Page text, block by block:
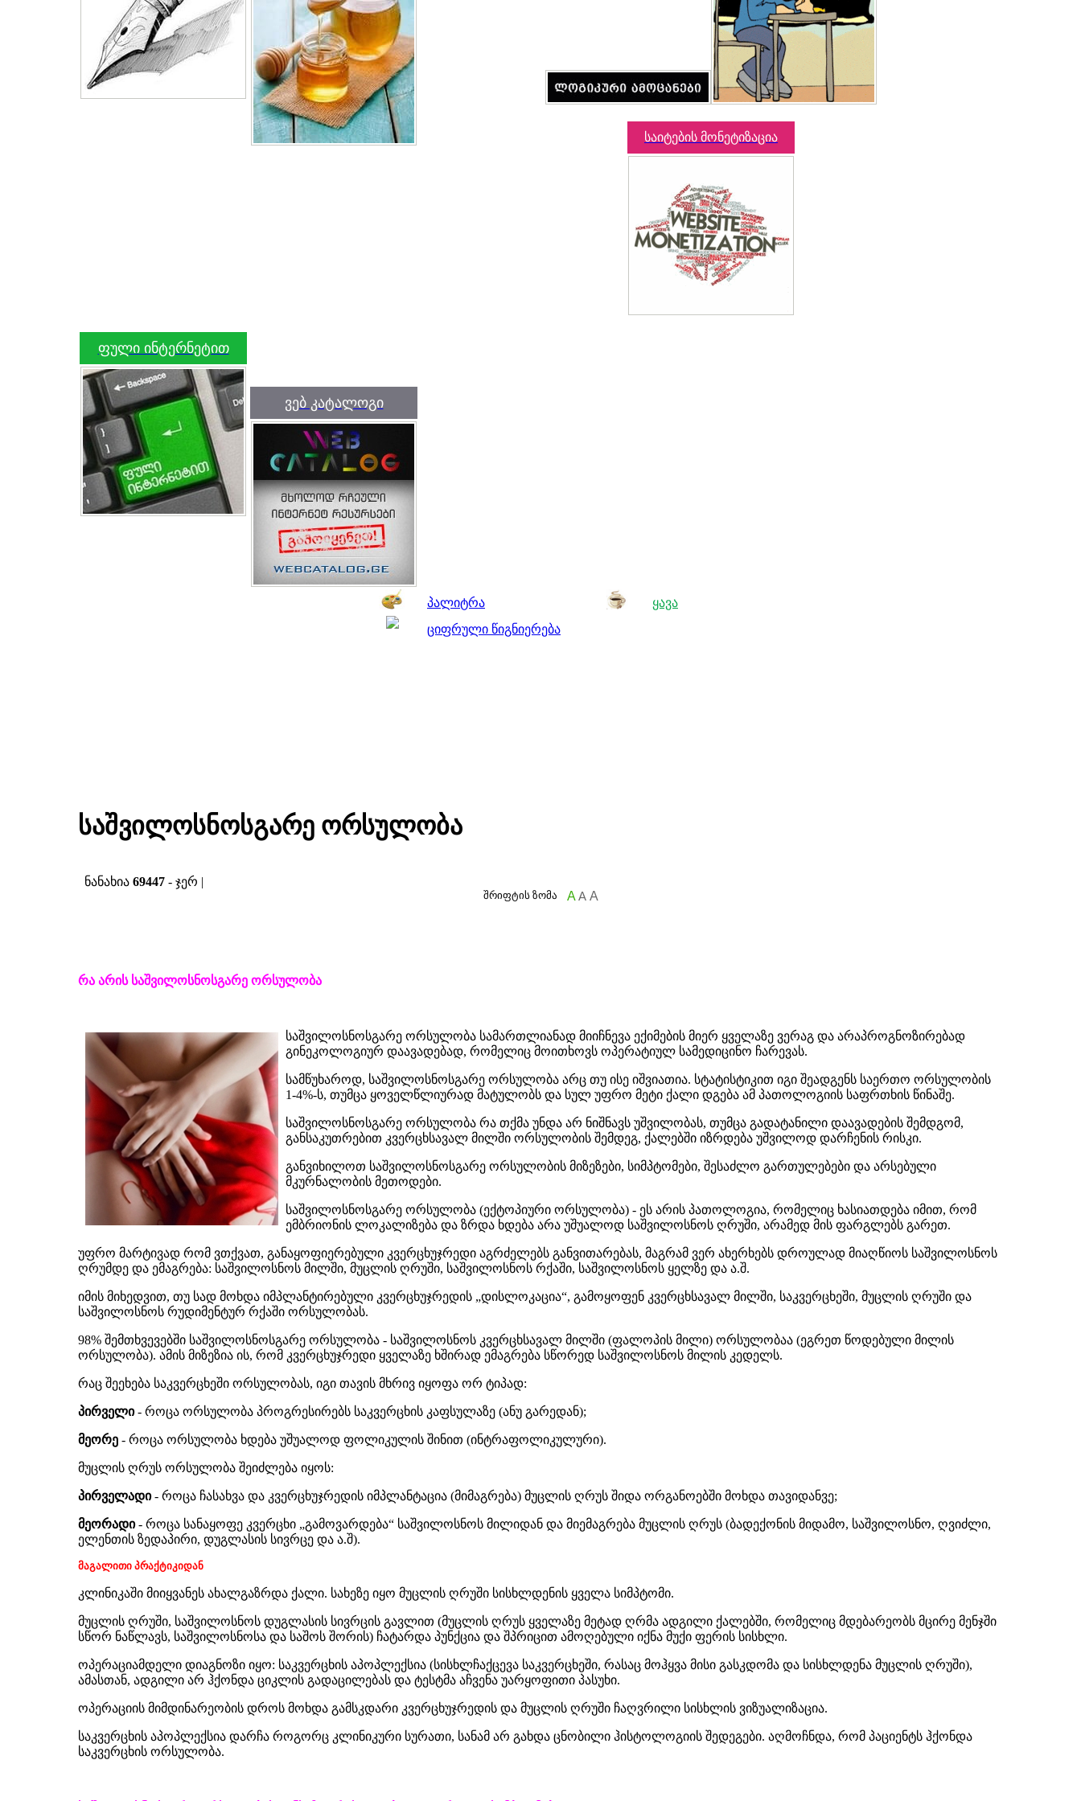
საიტების მონეტიზაცია
ფული ინტერნეტით
ვებ კატალოგი
პალიტრა
ყავა
ციფრული წიგნიერება
საშვილოსნოსგარე ორსულობა
ნანახია 69447 - ჯერ |
შრიფტის ზომა A A A
რა არის საშვილოსნოსგარე ორსულობა
საშვილოსნოსგარე ორსულობა სამართლიანად მიიჩნევა ექიმების მიერ ყველაზე ვერაგ და არაპროგნოზირებად
გინეკოლოგიურ დაავადებად, რომელიც მოითხოვს ოპერატიულ სამედიცინო ჩარევას.
სამწუხაროდ, საშვილოსნოსგარე ორსულობა არც თუ ისე იშვიათია. სტატისტიკით იგი შეადგენს საერთო ორსულობის
1-4%-ს, თუმცა ყოველწლიურად მატულობს და სულ უფრო მეტი ქალი დგება ამ პათოლოგიის საფრთხის წინაშე.
საშვილოსნოსგარე ორსულობა რა თქმა უნდა არ ნიშნავს უშვილობას, თუმცა გადატანილი დაავადების შემდგომ,
განსაკუთრებით კვერცხსავალ მილში ორსულობის შემდეგ, ქალებში იზრდება უშვილოდ დარჩენის რისკი.
განვიხილოთ საშვილოსნოსგარე ორსულობის მიზეზები, სიმპტომები, შესაძლო გართულებები და არსებული
მკურნალობის მეთოდები.
საშვილოსნოსგარე ორსულობა (ექტოპიური ორსულობა) - ეს არის პათოლოგია, რომელიც ხასიათდება იმით, რომ
ემბრიონის ლოკალიზება და ზრდა ხდება არა უშუალოდ საშვილოსნოს ღრუში, არამედ მის ფარგლებს გარეთ.
უფრო მარტივად რომ ვთქვათ, განაყოფიერებული კვერცხუჯრედი აგრძელებს განვითარებას, მაგრამ ვერ ახერხებს დროულად მიაღწიოს საშვილოსნოს
ღრუმდე და ემაგრება: საშვილოსნოს მილში, მუცლის ღრუში, საშვილოსნოს რქაში, საშვილოსნოს ყელზე და ა.შ.
იმის მიხედვით, თუ სად მოხდა იმპლანტირებული კვერცხუჯრედის „დისლოკაცია“, გამოყოფენ კვერცხსავალ მილში, საკვერცხეში, მუცლის ღრუში და
საშვილოსნოს რუდიმენტურ რქაში ორსულობას.
98% შემთხვევებში საშვილოსნოსგარე ორსულობა - საშვილოსნოს კვერცხსავალ მილში (ფალოპის მილი) ორსულობაა (ეგრეთ წოდებული მილის
ორსულობა). ამის მიზეზია ის, რომ კვერცხუჯრედი ყველაზე ხშირად ემაგრება სწორედ საშვილოსნოს მილის კედელს.
რაც შეეხება საკვერცხეში ორსულობას, იგი თავის მხრივ იყოფა ორ ტიპად:
პირველი- როცა ორსულობა პროგრესირებს საკვერცხის კაფსულაზე (ანუ გარედან);
მეორე - როცა ორსულობა ხდება უშუალოდ ფოლიკულის შინით (ინტრაფოლიკულური).
მუცლის ღრუს ორსულობა შეიძლება იყოს:
პირველადი- როცა ჩასახვა და კვერცხუჯრედის იმპლანტაცია (მიმაგრება) მუცლის ღრუს შიდა ორგანოებში მოხდა თავიდანვე;
მეორადი- როცა სანაყოფე კვერცხი „გამოვარდება“ საშვილოსნოს მილიდან და მიემაგრება მუცლის ღრუს (ბადექონის მიდამო, საშვილოსნო, ღვიძლი,
ელენთის ზედაპირი, დუგლასის სივრცე და ა.შ).
მაგალითი პრაქტიკიდან
კლინიკაში მიიყვანეს ახალგაზრდა ქალი. სახეზე იყო მუცლის ღრუში სისხლდენის ყველა სიმპტომი.
მუცლის ღრუში, საშვილოსნოს დუგლასის სივრცის გავლით (მუცლის ღრუს ყველაზე მეტად ღრმა ადგილი ქალებში, რომელიც მდებარეობს მცირე მენჯში
სწორ ნაწლავს, საშვილოსნოსა და საშოს შორის) ჩატარდა პუნქცია და შპრიცით ამოღებული იქნა მუქი ფერის სისხლი.
ოპერაციამდელი დიაგნოზი იყო: საკვერცხის აპოპლექსია (სისხლჩაქცევა საკვერცხეში, რასაც მოჰყვა მისი გასკდომა და სისხლდენა მუცლის ღრუში),
ამასთან, ადგილი არ ჰქონდა ციკლის გადაცილებას და ტესტმა აჩვენა უარყოფითი პასუხი.
ოპერაციის მიმდინარეობის დროს მოხდა გამსკდარი კვერცხუჯრედის და მუცლის ღრუში ჩაღვრილი სისხლის ვიზუალიზაცია.
საკვერცხის აპოპლექსია დარჩა როგორც კლინიკური სურათი, სანამ არ გახდა ცნობილი ჰისტოლოგიის შედეგები. აღმოჩნდა, რომ პაციენტს ჰქონდა
საკვერცხის ორსულობა.